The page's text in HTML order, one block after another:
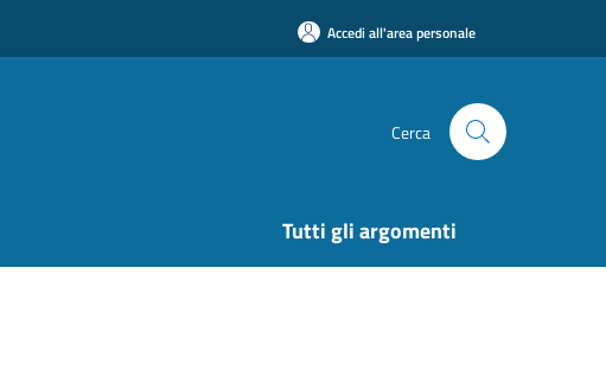
Accedi all'area personale
Cerca
Tutti gli argomenti